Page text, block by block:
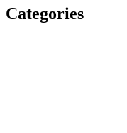
Categories